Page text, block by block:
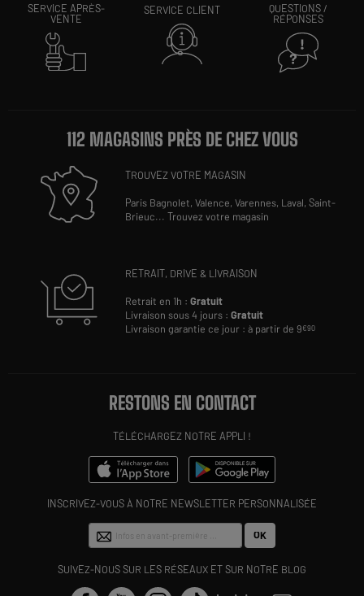
SERVICE APRÈS-
VENTE
SERVICE CLIENT
QUESTIONS /
RÉPONSES
112 MAGASINS PRÈS DE CHEZ VOUS
TROUVEZ VOTRE MAGASIN
Paris Bagnolet,Valence,Varennes, Laval,Saint-
Brieuc...Trouvez votre magasin
RETRAIT, DRIVE & LIVRAISON
Retrait en 1h :Gratuit
Livraison sous 4 jours :Gratuit
Livraison garantie ce jour : à partir de 9€90
RESTONS EN CONTACT
TÉLÉCHARGEZ NOTRE APPLI !
INSCRIVEZ-VOUS À NOTRE NEWSLETTER PERSONNALISÉE
OK
SUIVEZ-NOUS SUR LES RÉSEAUX ET SUR NOTRE BLOG